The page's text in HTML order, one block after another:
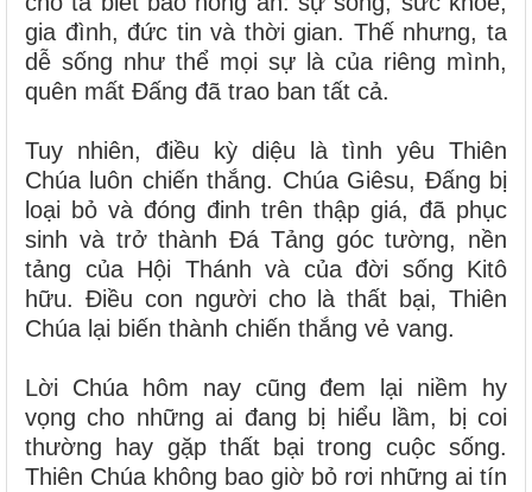
gia đình, đức tin và thời gian. Thế nhưng, ta
dễ sống như thể mọi sự là của riêng mình,
quên mất Đấng đã trao ban tất cả.
Tuy nhiên, điều kỳ diệu là tình yêu Thiên
Chúa luôn chiến thắng. Chúa Giêsu, Đấng bị
loại bỏ và đóng đinh trên thập giá, đã phục
sinh và trở thành Đá Tảng góc tường, nền
tảng của Hội Thánh và của đời sống Kitô
hữu. Điều con người cho là thất bại, Thiên
Chúa lại biến thành chiến thắng vẻ vang.
Lời Chúa hôm nay cũng đem lại niềm hy
vọng cho những ai đang bị hiểu lầm, bị coi
thường hay gặp thất bại trong cuộc sống.
Thiên Chúa không bao giờ bỏ rơi những ai tín